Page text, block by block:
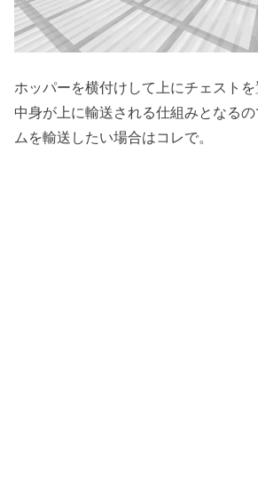
ホッパーを横付けして上にチェスト
中身が上に輸送される仕組みとなる
ムを輸送したい場合はコレで。